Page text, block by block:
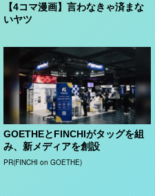
【4コマ漫画】言わなきゃ済まな
いヤツ
GOETHEとFINCHIがタッグを組
み、新メディアを創設
PR(FINCHI on GOETHE)